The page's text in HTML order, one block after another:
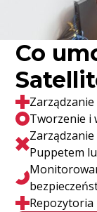
Co
Tworzenie i
Puppetem